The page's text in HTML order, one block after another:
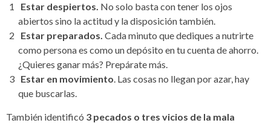
Estar despiertos. No solo basta con tener los ojos
abiertos sino la actitud y la disposición también.
Estar preparados. Cada minuto que dediques a nutrirte
como persona es como un depósito en tu cuenta de ahorro.
¿Quieres ganar más? Prepárate más.
Estar en movimiento. Las cosas no llegan por azar, hay
que buscarlas.
También identificó 3 pecados o tres vicios de la mala